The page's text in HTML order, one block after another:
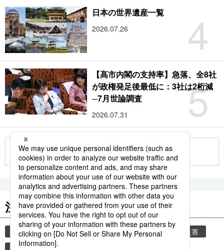
4
日本の世界遺産一覧
2026.07.26
5
【高市内閣の支持率】急落、全8社
が政権発足後最低に：3社は2桁減
─7月世論調査
2026.07.31
もっと見る
注目のキーワード
共同通信ニュース 気象・災害 気象庁
災害